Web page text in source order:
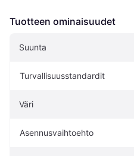
Tuotteen ominaisuudet
Suunta
Turvallisuusstandardit
Väri
Asennusvaihtoehto